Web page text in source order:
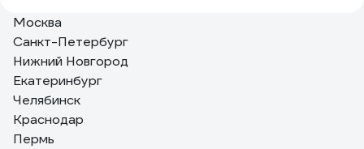
Держит замок пломбы хорошо.
9 отзывов
Отзыв о номерной пломбе ЕВРОПАРТНЕР
150мм 0006 D3
Москва
Санкт-Петербург
Нижний Новгород
Екатеринбург
Челябинск
Краснодар
Пермь